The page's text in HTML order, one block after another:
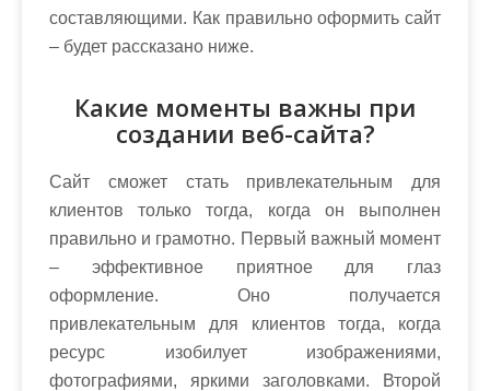
составляющими. Как правильно оформить сайт
– будет рассказано ниже.
Какие моменты важны при
создании веб-сайта?
Сайт сможет стать привлекательным для
клиентов только тогда, когда он выполнен
правильно и грамотно. Первый важный момент
– эффективное приятное для глаз
оформление. Оно получается
привлекательным для клиентов тогда, когда
ресурс изобилует изображениями,
фотографиями, яркими заголовками. Второй